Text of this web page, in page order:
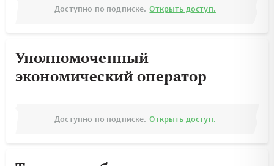
Доступно по подписке. Открыть доступ.
Уполномоченный
экономический оператор
Доступно по подписке. Открыть доступ.